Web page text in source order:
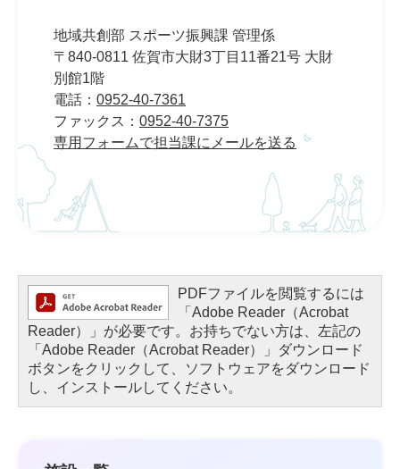
地域共創部 スポーツ振興課 管理係
〒840-0811 佐賀市大財3丁目11番21号 大財
別館1階
電話： 0952-40-7361
ファックス： 0952-40-7375
専用フォームで担当課にメールを送る
PDFファイルを閲覧するには
「Adobe Reader（Acrobat
Reader）」が必要です。お持ちでない方は、左記の
「Adobe Reader（Acrobat Reader）」ダウンロード
ボタンをクリックして、ソフトウェアをダウンロード
し、インストールしてください。